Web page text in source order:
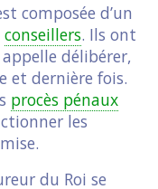
composée d’un
conseillers. Ils ont
délibérer,
et dernière fois.
procès pénaux
les
du Roi se